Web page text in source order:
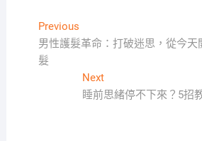
文
章
PreviousPrevious
post:
男性護髮革命：打破迷思，從今天
髮
NextNext
post:
睡前思緒停不下來？5招